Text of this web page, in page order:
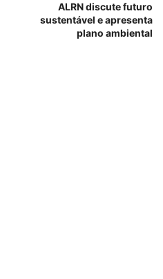
ALRN discute futuro
sustentável e apresenta
plano ambiental